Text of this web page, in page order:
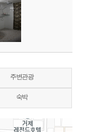
주변관광
숙박